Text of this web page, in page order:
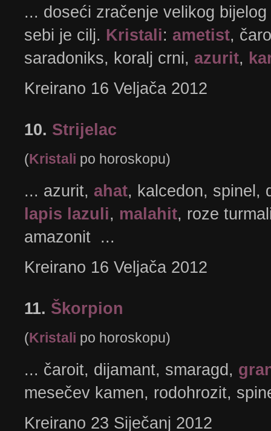
... doseći zračenje velikog
sebi je cilj. Kristali: ametist,
saradoniks, koralj crni, azurit,
Kreirano 16 Veljača 2012
10. Strijelac
(Kristali po horoskopu)
... azurit, ahat, kalcedon, spinel,
lapis lazuli, malahit, roze
amazonit ...
Kreirano 16 Veljača 2012
11. Škorpion
(Kristali po horoskopu)
... čaroit, dijamant, smaragd,
mesečev kamen, rodohrozit,
Kreirano 23 Siječanj 2012